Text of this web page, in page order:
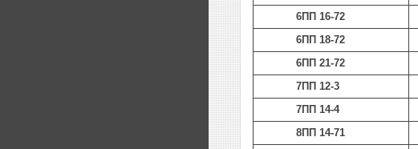
6ПП 16-72
6ПП 18-72
6ПП 21-72
7ПП 12-3
7ПП 14-4
8ПП 14-71